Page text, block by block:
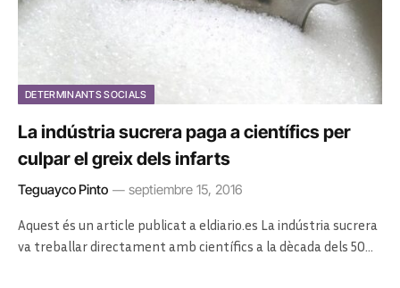
DETERMINANTS SOCIALS
La indústria sucrera paga a científics per
culpar el greix dels infarts
Teguayco Pinto septiembre 15, 2016
Aquest és un article publicat a eldiario.es La indústria sucrera
va treballar directament amb científics a la dècada dels 50…